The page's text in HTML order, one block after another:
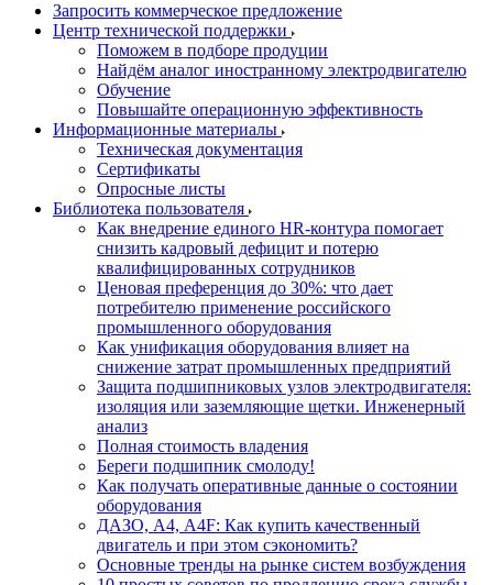
Запросить коммерческое предложение
Центр технической поддержки
Поможем в подборе продуции
Найдём аналог иностранному электродвигателю
Обучение
Повышайте операционную эффективность
Информационные материалы
Техническая документация
Сертификаты
Опросные листы
Библиотека пользователя
Как внедрение единого HR-контура помогает
снизить кадровый дефицит и потерю
квалифицированных сотрудников
Ценовая преференция до 30%: что дает
потребителю применение российского
промышленного оборудования
Как унификация оборудования влияет на
снижение затрат промышленных предприятий
Защита подшипниковых узлов электродвигателя:
изоляция или заземляющие щетки. Инженерный
анализ
Полная стоимость владения
Береги подшипник смолоду!
Как получать оперативные данные о состоянии
оборудования
ДАЗО, А4, А4F: Как купить качественный
двигатель и при этом сэкономить?
Основные тренды на рынке систем возбуждения